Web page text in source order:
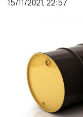
15/11/2021, 22:57